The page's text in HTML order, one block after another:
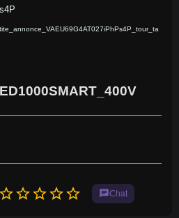
star_borderstar_borderstar_borderstar_borderstar_border chatChat